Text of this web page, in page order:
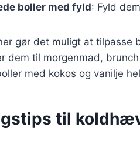
boller med fyld: Fyld
gør det muligt at tilpasse
dem til morgenmad,
med kokos og vanilje
til